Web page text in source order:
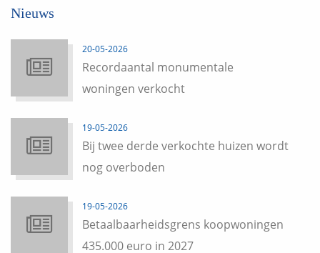
Nieuws
20-05-2026
Recordaantal monumentale
woningen verkocht
19-05-2026
Bij twee derde verkochte huizen wordt
nog overboden
19-05-2026
Betaalbaarheidsgrens koopwoningen
435.000 euro in 2027